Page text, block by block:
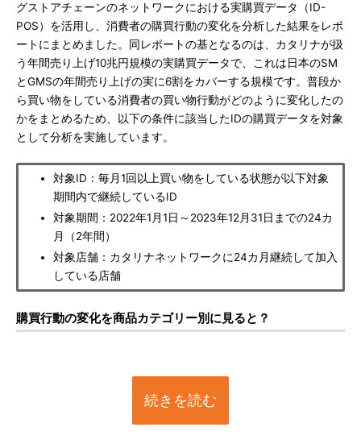
グストアチェーンのネットワークにおける実購買データ（ID-
POS）を活用し、消費者の購買行動の変化を分析した結果をレポ
ートにまとめました。同レポートの基となるのは、カタリナが扱
う年間売り上げ10兆円規模の実購買データで、これは日本のSM
とGMSの年間売り上げの実に6割をカバーする規模です。普段か
ら買い物をしている消費者の買い物行動がどのように変化したの
かをまとめるため、以下の条件に該当したIDの購買データを対象
として分析を実施しています。
対象ID：毎月1回以上買い物をしている状態が以下対象
期間内で継続しているID
対象期間：2022年1月1日～2023年12月31日までの24カ
月（2年間）
対象店舗：カタリナネットワークに24カ月継続して加入
している店舗
購買行動の変化を商品カテゴリー別に見ると？
続きを読む